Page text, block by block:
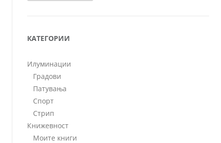
КАТЕГОРИИ
Илуминации
Градови
Патувања
Спорт
Стрип
Книжевност
Моите книги